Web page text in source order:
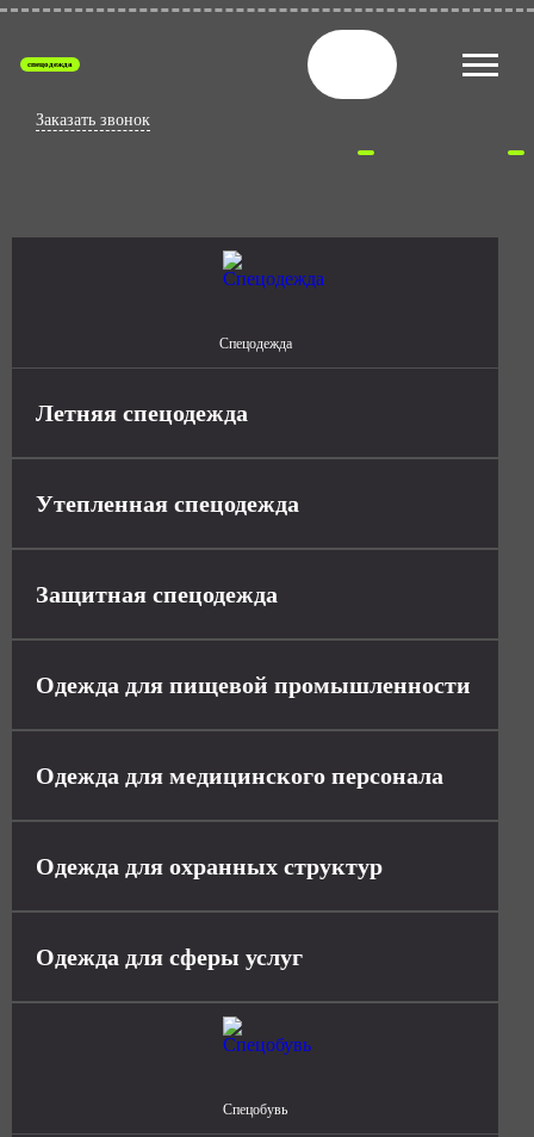
спецодежда
Заказать звонок
Спецодежда
Летняя спецодежда
Утепленная спецодежда
Защитная спецодежда
Одежда для пищевой промышленности
Одежда для медицинского персонала
Одежда для охранных структур
Одежда для сферы услуг
Спецобувь